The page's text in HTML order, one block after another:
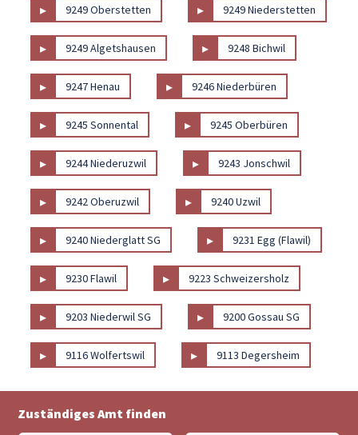
▸ 9249 Oberstetten ▸ 9249 Niederstetten
▸ 9249 Algetshausen ▸ 9248 Bichwil
▸ 9247 Henau ▸ 9246 Niederbüren
▸ 9245 Sonnental ▸ 9245 Oberbüren
▸ 9244 Niederuzwil ▸ 9243 Jonschwil
▸ 9242 Oberuzwil ▸ 9240 Uzwil
▸ 9240 Niederglatt SG ▸ 9231 Egg (Flawil)
▸ 9230 Flawil ▸ 9223 Schweizersholz
▸ 9203 Niederwil SG ▸ 9200 Gossau SG
▸ 9116 Wolfertswil ▸ 9113 Degersheim
Zuständiges Amt finden